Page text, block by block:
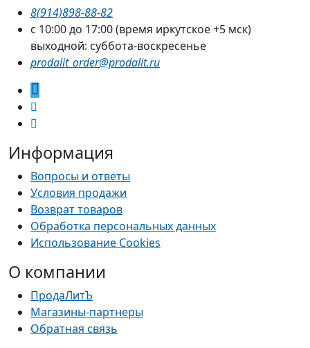
8(914)898-88-82
с 10:00 до 17:00 (время иркутское +5 мск)
выходной: суббота-воскресенье
prodalit_order@prodalit.ru
Информация
Вопросы и ответы
Условия продажи
Возврат товаров
Обработка персональных данных
Использование Cookies
О компании
ПродаЛитЪ
Магазины-партнеры
Обратная связь